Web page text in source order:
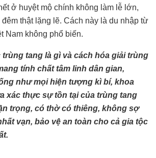
ở huyệt mộ chính không làm lễ lớn,
thật lặng lẽ. Cách này là du nhập từ
Nam không phổ biến.
tang là gì và cách hóa giải trùng
tính chất tâm linh dân gian,
như mọi hiện tượng kì bí, khoa
xác thực sự tồn tại của trùng tang
trọng, có thờ có thiêng, không sợ
vạn, bảo vệ an toàn cho cả gia tộc